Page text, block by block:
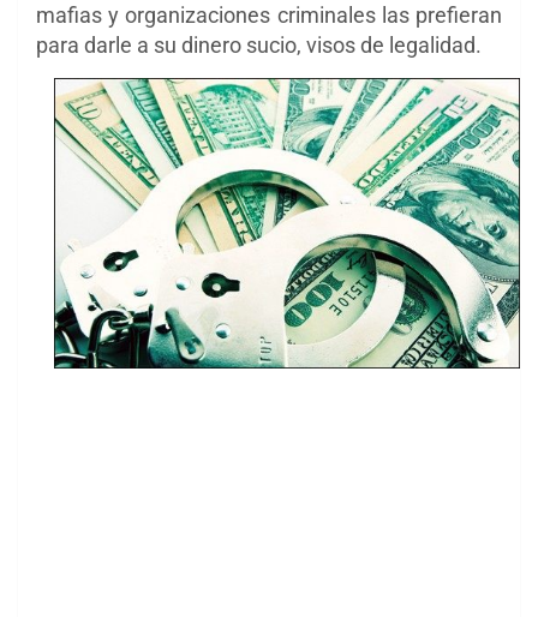
mafias y organizaciones criminales las prefieran
para darle a su dinero sucio, visos de legalidad.